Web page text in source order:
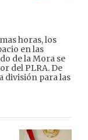
horas, los
en las
de la Mora se
del PLRA. De
división para las